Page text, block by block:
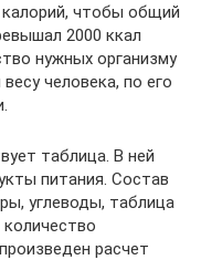
чтобы общий
2000 ккал
нужных организму
человека, по его
таблица. В ней
питания. Состав
углеводы, таблица
расчет